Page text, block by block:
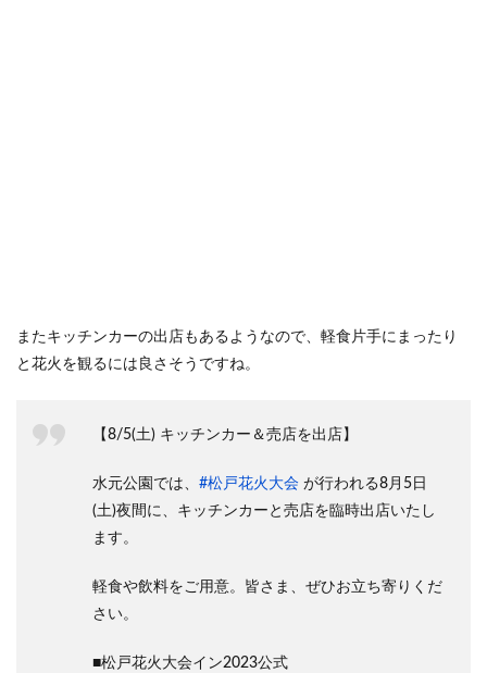
またキッチンカーの出店もあるようなので、軽食片手にまったり
と花火を観るには良さそうですね。
【8/5(土) キッチンカー＆売店を出店】
水元公園では、 #松戸花火大会 が行われる8月5日
(土)夜間に、キッチンカーと売店を臨時出店いたし
ます。
軽食や飲料をご用意。皆さま、ぜひお立ち寄りくだ
さい。
■松戸花火大会イン2023公式